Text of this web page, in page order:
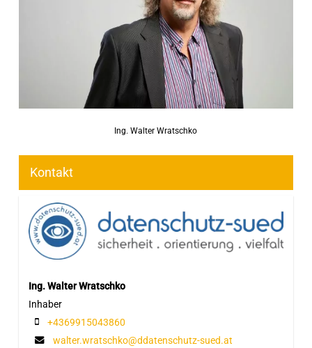
Ing. Walter Wratschko
Kontakt
Ing. Walter Wratschko
Inhaber
+4369915043860
walter.wratschko@ddatenschutz-sued.at